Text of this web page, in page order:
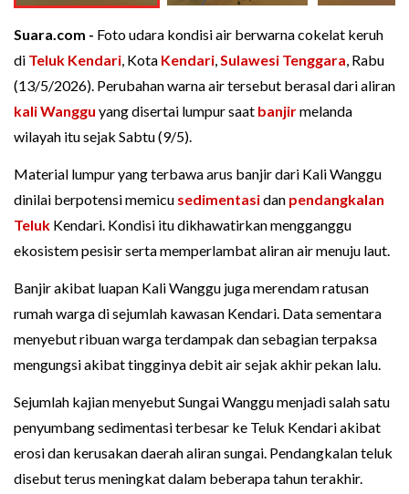
Suara.com - Foto udara kondisi air berwarna cokelat keruh
di Teluk Kendari, Kota Kendari,Sulawesi Tenggara, Rabu
(13/5/2026). Perubahan warna air tersebut berasal dari aliran
kali Wanggu yang disertai lumpur saat banjirmelanda
wilayah itu sejak Sabtu (9/5).
Material lumpur yang terbawa arus banjir dari Kali Wanggu
dinilai berpotensi memicu sedimentasidan pendangkalan
Teluk Kendari. Kondisi itu dikhawatirkan mengganggu
ekosistem pesisir serta memperlambat aliran air menuju laut.
Banjir akibat luapan Kali Wanggu juga merendam ratusan
rumah warga di sejumlah kawasan Kendari. Data sementara
menyebut ribuan warga terdampak dan sebagian terpaksa
mengungsi akibat tingginya debit air sejak akhir pekan lalu.
Sejumlah kajian menyebut Sungai Wanggu menjadi salah satu
penyumbang sedimentasi terbesar ke Teluk Kendari akibat
erosi dan kerusakan daerah aliran sungai. Pendangkalan teluk
disebut terus meningkat dalam beberapa tahun terakhir.